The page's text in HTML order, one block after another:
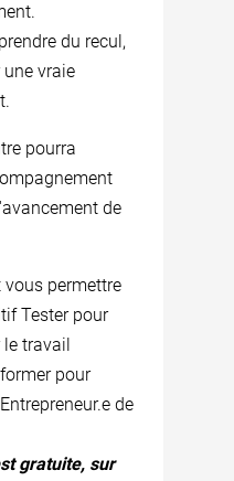
du recul,
une vraie
pourra
de
vous permettre
Tester pour
travail
pour
de
gratuite, sur